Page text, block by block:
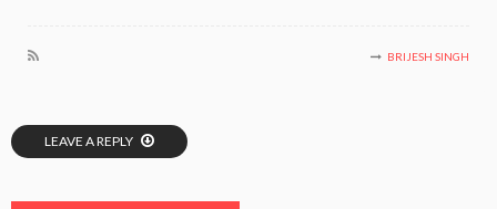
BRIJESH SINGH
LEAVE A REPLY